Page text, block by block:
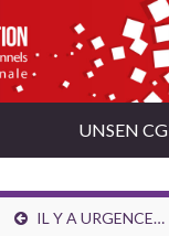
UNSEN
IL Y A URGENCE…